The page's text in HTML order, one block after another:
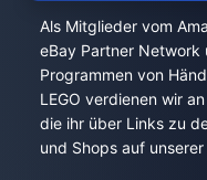
Als Mitglieder vom
eBay Partner
Programmen von
LEGO verdienen wir
die ihr über Links zu
und Shops auf